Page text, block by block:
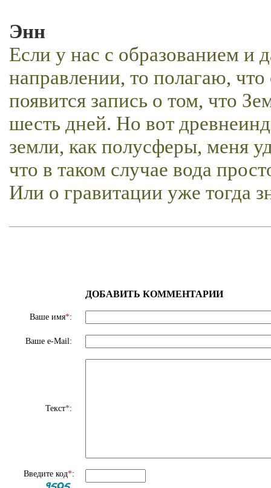
Энн
Если у нас с образованием и
направлении, то полагаю,
появится запись о том, что
шесть дней. Но вот
земли, как полусферы, меня
что в таком случае вода
Или о гравитации уже тогда
ДОБАВИТЬ КОММЕНТАРИИ
Ваше имя*:
Ваше e-Mail:
Текст*:
Введите код*: